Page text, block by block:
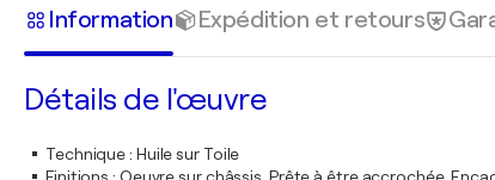
Information Expédition et retours
Détails de l'œuvre
Technique: Huile sur Toile